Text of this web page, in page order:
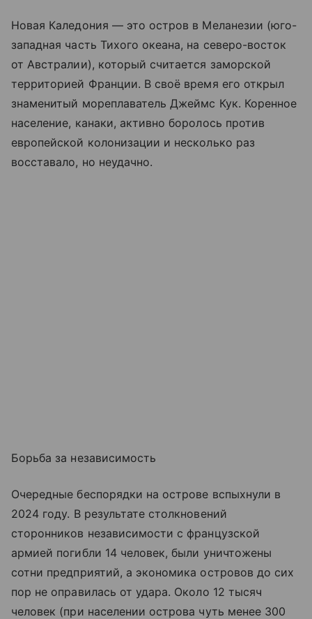
Новая Каледония — это остров в Меланезии (юго-
западная часть Тихого океана, на северо-восток
от Австралии), который считается заморской
территорией Франции. В своё время его открыл
знаменитый мореплаватель Джеймс Кук. Коренное
население, канаки, активно боролось против
европейской колонизации и несколько раз
восставало, но неудачно.
Борьба за независимость
Очередные беспорядки на острове вспыхнули в
2024 году. В результате столкновений
сторонников независимости с французской
армией погибли 14 человек, были уничтожены
сотни предприятий, а экономика островов до сих
пор не оправилась от удара. Около 12 тысяч
человек (при населении острова чуть менее 300